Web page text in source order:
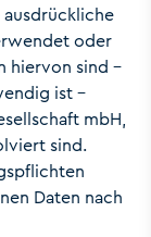
oder
hiervon sind –
ist –
mbH,
sind.
Daten nach